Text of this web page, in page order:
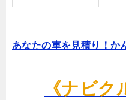
あなたの車を見積り！か
《ナビク